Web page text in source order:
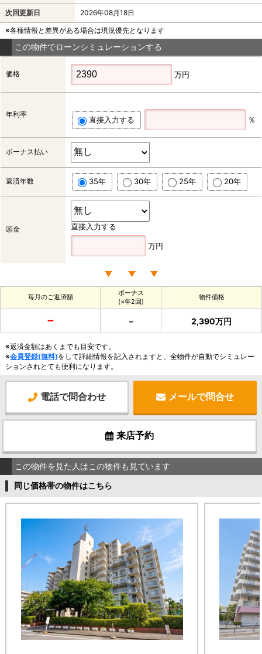
次回更新日
2026年08月18日
※各種情報と差異がある場合は現況優先となります
この物件でローンシミュレーションする
価格 万円
年利率
直接入力する ％
ボーナス払い
返済年数 35年 30年 25年 20年
頭金 直接入力する
万円
毎月のご返済額
ボーナス
(×年2回)
物件価格
－ － 2,390万円
※返済金額はあくまでも目安です。
※会員登録(無料)をして詳細情報を記入されますと、全物件が自動でシミュレー
ションされとても便利になります。
電話で問合わせ メールで問合せ
来店予約
この物件を見た人はこの物件も見ています
同じ価格帯の物件はこちら